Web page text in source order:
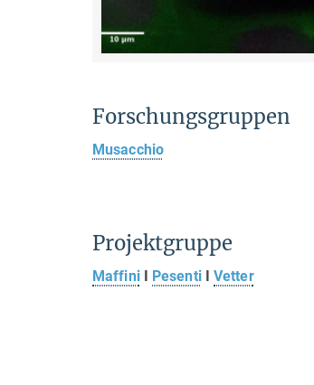
Forschungsgruppen
Musacchio
Projektgruppe
MaffiniI PesentiIVetter